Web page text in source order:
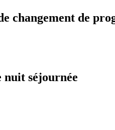
changement de
nuit séjournée